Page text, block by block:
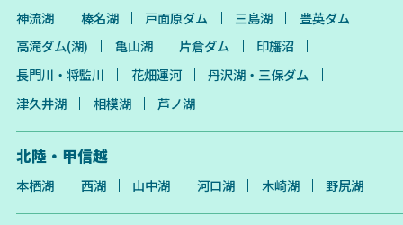
神流湖
榛名湖 戸面原ダム 三島湖
豊英ダム
高滝ダム(湖)
亀山湖 片倉ダム
印旛沼
長門川・将監川
花畑運河
丹沢湖・三保ダム
津久井湖
相模湖 芦ノ湖
北陸・甲信越
本栖湖 西湖 山中湖 河口湖 木崎湖 野尻湖